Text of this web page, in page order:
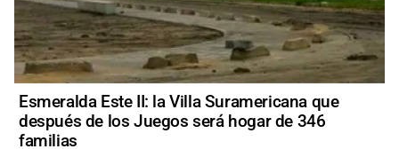
Esmeralda Este II: la Villa Suramericana que
después de los Juegos será hogar de 346
familias